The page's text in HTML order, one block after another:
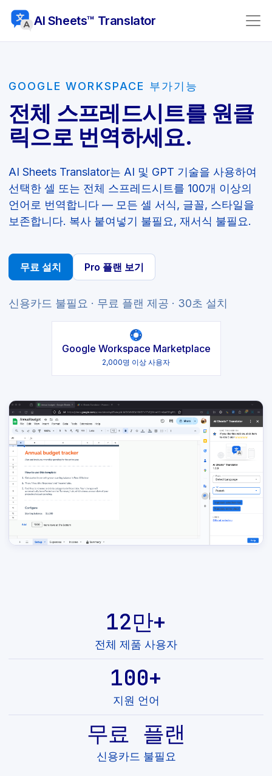
AI Sheets™ Translator
GOOGLE WORKSPACE 부가기능
전체 스프레드시트를 원클
릭으로 번역하세요.
AI Sheets Translator는 AI 및 GPT 기술을 사용하여
선택한 셀 또는 전체 스프레드시트를 100개 이상의
언어로 번역합니다 — 모든 셀 서식, 글꼴, 스타일을
보존합니다. 복사 붙여넣기 불필요, 재서식 불필요.
무료 설치 Pro 플랜 보기
신용카드 불필요 · 무료 플랜 제공 · 30초 설치
Google Workspace Marketplace
2,000명 이상 사용자
12만+
전체 제품 사용자
100+
지원 언어
무료 플랜
신용카드 불필요